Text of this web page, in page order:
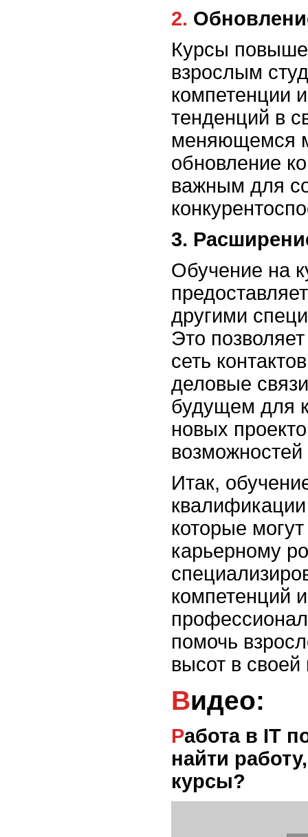
2.
Курсы
взрослым
компетенции
тенденций в
меняющемся
обновление
важным для
3.
Обучение на
другими
Это
сеть
деловые
будущем для
новых
возможностей
Итак,
которые
карьерному
компетенций
помочь
высот в своей
Видео:
Работа в IT после курсов - реально? Как
найти
курсы?